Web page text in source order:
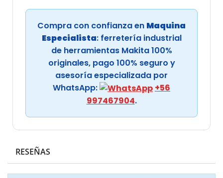
Compra con confianza en Maquina
Especialista: ferretería industrial
de herramientas Makita 100%
originales, pago 100% seguro y
asesoría especializada por
WhatsApp:
+56
997467904.
RESEÑAS